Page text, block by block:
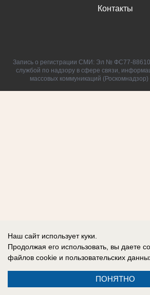
Контакты
Запись о регистрации СМИ: Эл № ФС77-
службой по надзору в сфере связи,
массовых коммуникаций (Роскомнадзор)
Наш сайт использует куки.
Продолжая его использовать, вы даете
файлов cookie и пользовательских
ПОНЯТНО